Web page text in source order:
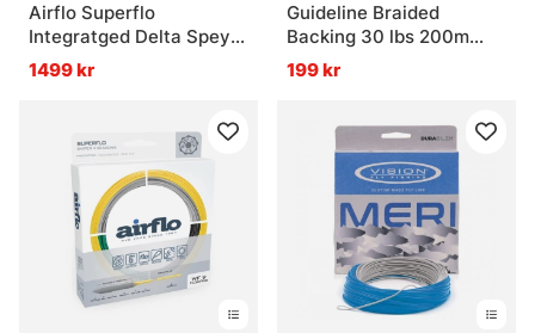
Airflo Superflo
Integratged Delta Spey
Fly Line
1499 kr
Guideline Braided
Backing 30 lbs 200m
Lime Green
199 kr